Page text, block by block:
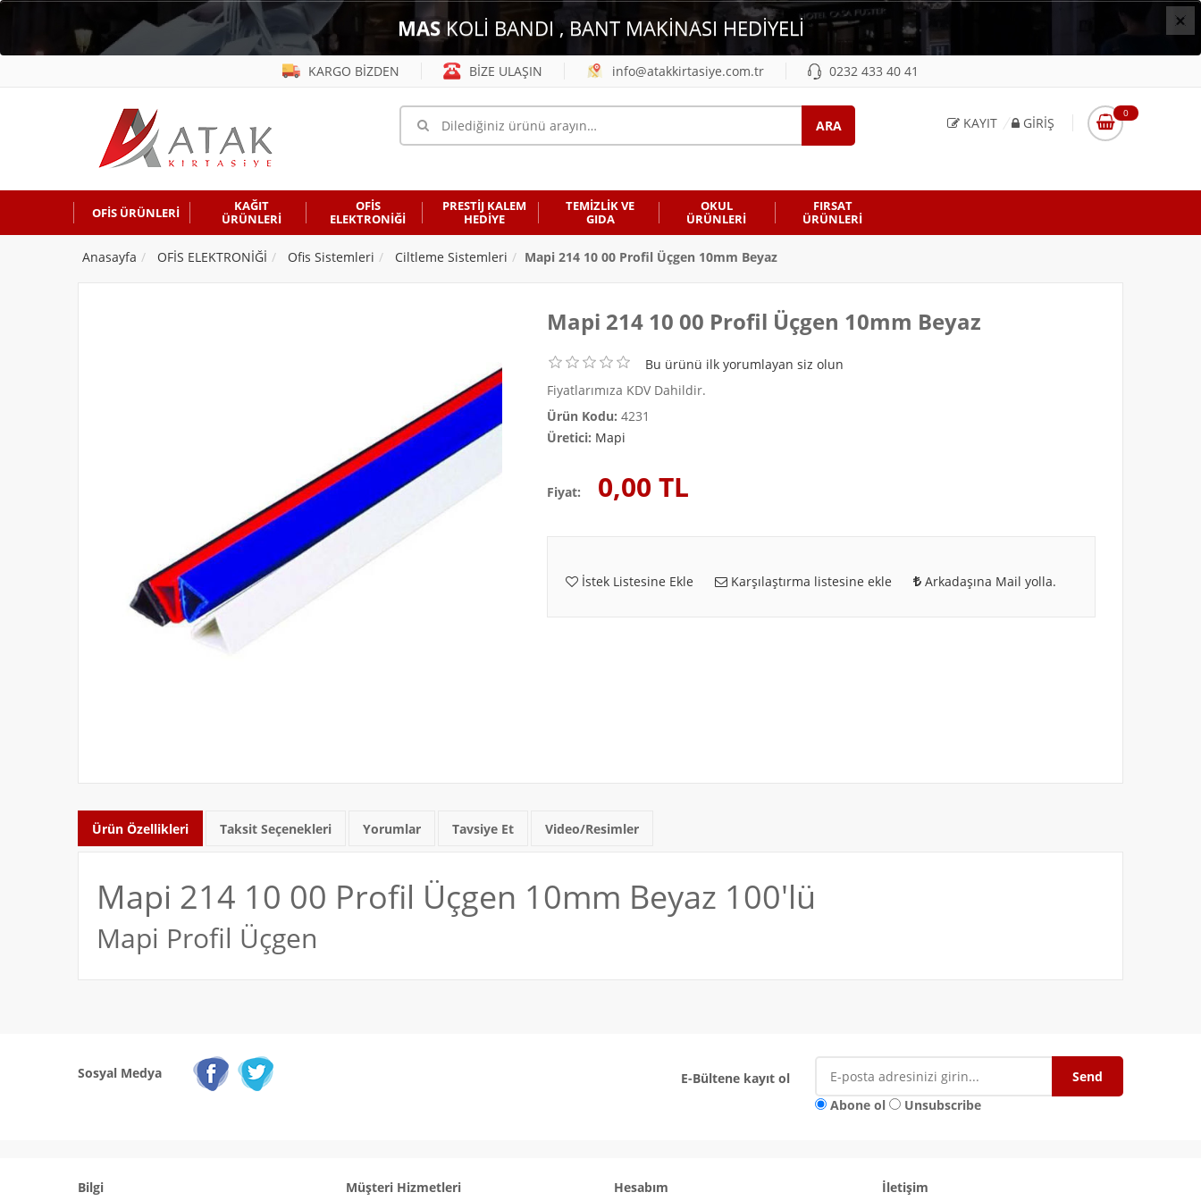
×
MASKOLİ BANDI , BANT MAKİNASI HEDİYELİ
KARGO BİZDEN BİZE ULAŞIN info@atakkirtasiye.com.tr 0232 433 40 41
KAYIT GIRIŞ
0
OFİS ÜRÜNLERİ
KAĞIT
ÜRÜNLERİ
OFİS
ELEKTRONİĞİ
PRESTİJ KALEM
HEDİYE
TEMİZLİK VE
GIDA
OKUL
ÜRÜNLERİ
FIRSAT
ÜRÜNLERI
Anasayfa OFİS ELEKTRONİĞİ Ofis Sistemleri Ciltleme Sistemleri Mapi 214 10 00 Profil Üçgen 10mm Beyaz
Mapi 214 10 00 Profil Üçgen 10mm Beyaz
Bu ürünü ilk yorumlayan siz olun
Fiyatlarımıza KDV Dahildir.
Ürün Kodu: 4231
Üretici: Mapi
Fiyat: 0,00 TL
İstek Listesine Ekle Karşılaştırma listesine ekle Arkadaşına Mail yolla.
Ürün Özellikleri Taksit Seçenekleri Yorumlar Tavsiye Et Video/Resimler
Mapi 214 10 00 Profil Üçgen 10mm Beyaz 100'lü
Mapi Profil Üçgen
Sosyal Medya
E-Bültene kayıt ol
Abone ol
Unsubscribe
Bilgi Müşteri Hizmetleri Hesabım İletişim